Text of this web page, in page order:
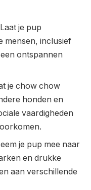
Laat je pup
mensen, inclusief
ontspannen
je chow chow
honden en
vaardigheden
je pup mee naar
en drukke
aan verschillende